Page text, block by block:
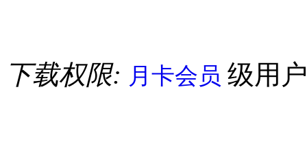
下载权限: 月卡会员 级用